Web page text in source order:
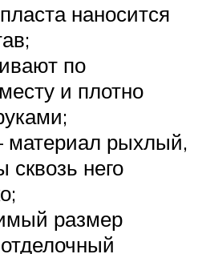
наносится
по
и плотно
материал рыхлый,
сквозь него
размер